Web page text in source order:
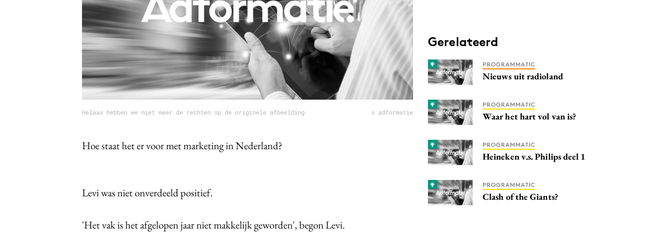
Helaas hebben we niet meer de rechten op de originele afbeelding © adformatie
Hoe staat het er voor met marketing in Nederland?
Levi was niet onverdeeld positief.
'Het vak is het afgelopen jaar niet makkelijk geworden', begon Levi.
Gerelateerd
PROGRAMMATIC
Nieuws uit radioland
PROGRAMMATIC
Waar het hart vol van is?
PROGRAMMATIC
Heineken v.s. Philips deel 1
PROGRAMMATIC
Clash of the Giants?